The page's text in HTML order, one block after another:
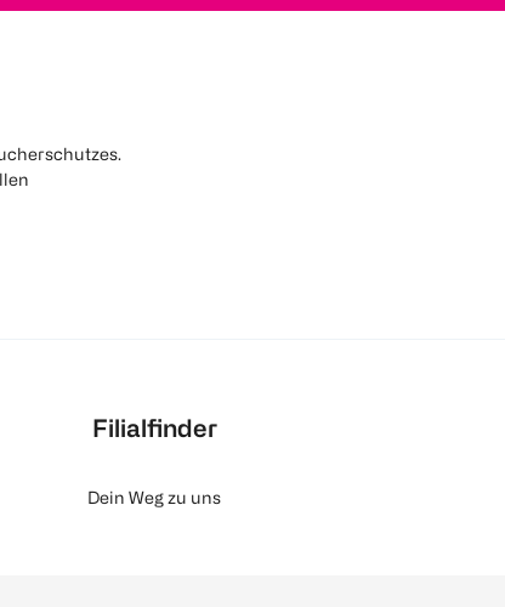
Filialfinder
Dein Weg zu uns